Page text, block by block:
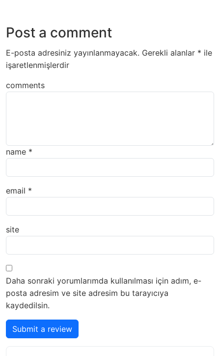
Post a comment
E-posta adresiniz yayınlanmayacak. Gerekli alanlar * ile
işaretlenmişlerdir
comments
name *
email *
site
Daha sonraki yorumlarımda kullanılması için adım, e-
posta adresim ve site adresim bu tarayıcıya
kaydedilsin.
Submit a review